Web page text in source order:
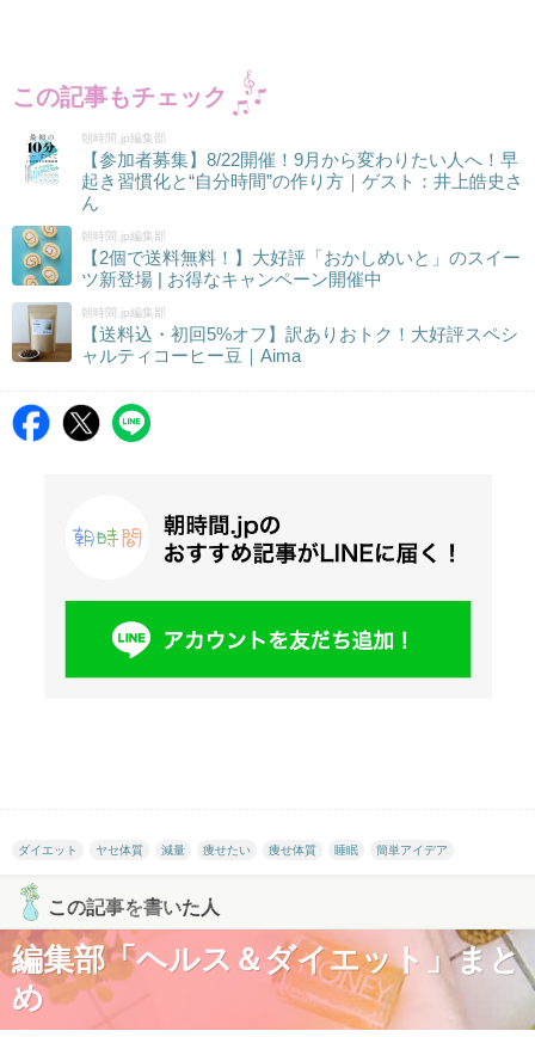
この記事もチェック
朝時間.jp編集部
【参加者募集】8/22開催！9月から変わりたい人へ！早
起き習慣化と“自分時間”の作り方｜ゲスト：井上皓史さ
ん
朝時間.jp編集部
【2個で送料無料！】大好評「おかしめいと」のスイー
ツ新登場 | お得なキャンペーン開催中
朝時間.jp編集部
【送料込・初回5%オフ】訳ありおトク！大好評スペシ
ャルティコーヒー豆｜Aima
ダイエット ヤセ体質 減量 痩せたい 痩せ体質 睡眠 簡単アイデア
この記事を書いた人
編集部「ヘルス＆ダイエット」まと
め